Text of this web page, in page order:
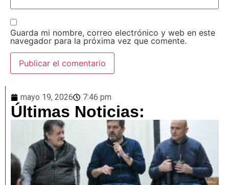
Guarda mi nombre, correo electrónico y web en este
navegador para la próxima vez que comente.
mayo 19, 2026 7:46 pm
Últimas Noticias: